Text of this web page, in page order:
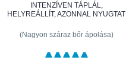
INTENZÍVEN TÁPLÁL,
HELYREÁLLÍT, AZONNAL NYUGTAT
(Nagyon száraz bőr ápolása)